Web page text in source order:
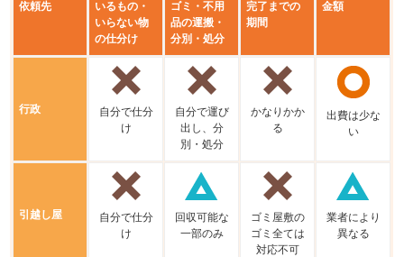
依頼先
いるもの・
いらない物
の仕分け
ゴミ・不用
品の運搬・
分別・処分
完了までの
期間
金額
行政
⾃分で仕分
け
⾃分で運び
出し、分
別・処分
かなりかか
る
出費は少な
い
引越し屋
⾃分で仕分
け
回収可能な
⼀部のみ
ゴミ屋敷の
ゴミ全ては
対応不可
業者により
異なる